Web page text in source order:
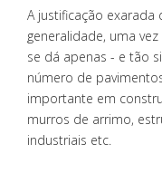
A justificação exarada
generalidade, uma
se dá apenas - e tão
número de
importante em
murros de arrimo,
industriais etc.